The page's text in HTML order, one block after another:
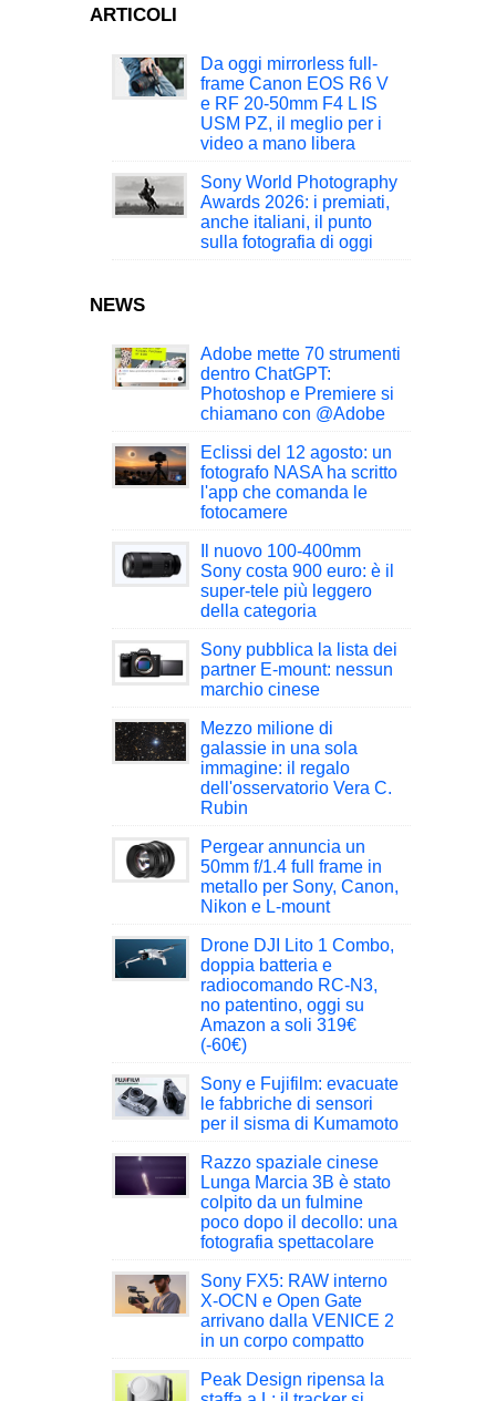
ARTICOLI
Da oggi mirrorless full-
frame Canon EOS R6 V
e RF 20-50mm F4 L IS
USM PZ, il meglio per i
video a mano libera
Sony World Photography
Awards 2026: i premiati,
anche italiani, il punto
sulla fotografia di oggi
NEWS
Adobe mette 70 strumenti
dentro ChatGPT:
Photoshop e Premiere si
chiamano con @Adobe
Eclissi del 12 agosto: un
fotografo NASA ha scritto
l'app che comanda le
fotocamere
Il nuovo 100-400mm
Sony costa 900 euro: è il
super-tele più leggero
della categoria
Sony pubblica la lista dei
partner E-mount: nessun
marchio cinese
Mezzo milione di
galassie in una sola
immagine: il regalo
dell'osservatorio Vera C.
Rubin
Pergear annuncia un
50mm f/1.4 full frame in
metallo per Sony, Canon,
Nikon e L-mount
Drone DJI Lito 1 Combo,
doppia batteria e
radiocomando RC-N3,
no patentino, oggi su
Amazon a soli 319€
(-60€)
Sony e Fujifilm: evacuate
le fabbriche di sensori
per il sisma di Kumamoto
Razzo spaziale cinese
Lunga Marcia 3B è stato
colpito da un fulmine
poco dopo il decollo: una
fotografia spettacolare
Sony FX5: RAW interno
X-OCN e Open Gate
arrivano dalla VENICE 2
in un corpo compatto
Peak Design ripensa la